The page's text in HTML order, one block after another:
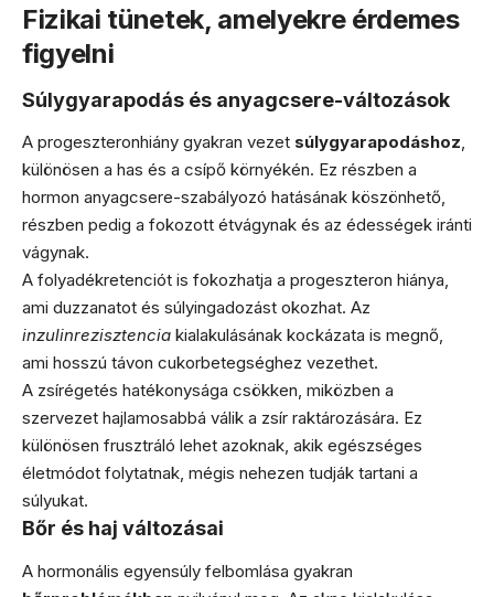
Fizikai tünetek, amelyekre érdemes
figyelni
Súlygyarapodás és anyagcsere-változások
A progeszteronhiány gyakran vezet súlygyarapodáshoz,
különösen a has és a csípő környékén. Ez részben a
hormon anyagcsere-szabályozó hatásának köszönhető,
részben pedig a fokozott étvágynak és az édességek iránti
vágynak.
A folyadékretenciót is fokozhatja a progeszteron hiánya,
ami duzzanatot és súlyingadozást okozhat. Az
inzulinrezisztencia kialakulásának kockázata is megnő,
ami hosszú távon cukorbetegséghez vezethet.
A zsírégetés hatékonysága csökken, miközben a
szervezet hajlamosabbá válik a zsír raktározására. Ez
különösen frusztráló lehet azoknak, akik egészséges
életmódot folytatnak, mégis nehezen tudják tartani a
súlyukat.
Bőr és haj változásai
A hormonális egyensúly felbomlása gyakran